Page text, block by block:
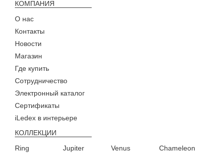
КОМПАНИЯ
О нас
Контакты
Новости
Магазин
Где купить
Сотрудничество
Электронный каталог
Сертификаты
iLedex в интерьере
КОЛЛЕКЦИИ
Ring
Jupiter Venus Chameleon